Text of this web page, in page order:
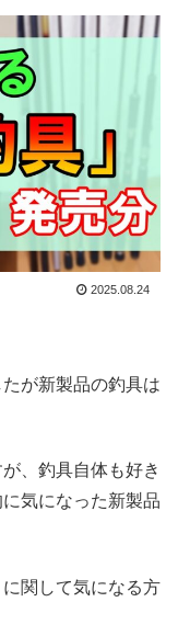
2025.08.24
が新製品の釣具は
、釣具自体も好き
気になった新製品
関して気になる方